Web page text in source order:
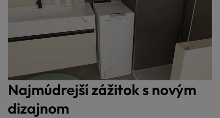
Najmúdrejší zážitok s novým
dizajnom